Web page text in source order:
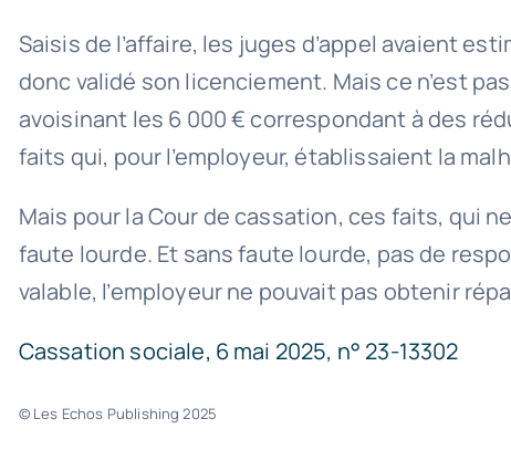
Saisis de l’affaire, les juges d’appel avaient
donc validé son licenciement. Mais ce n’est
avoisinant les 6 000 € correspondant à des
faits qui, pour l’employeur, établissaient la
Mais pour la Cour de cassation, ces faits, qui
faute lourde. Et sans faute lourde, pas de
valable, l’employeur ne pouvait pas obtenir
Cassation sociale, 6 mai 2025, n° 23-13302
© Les Echos Publishing 2025